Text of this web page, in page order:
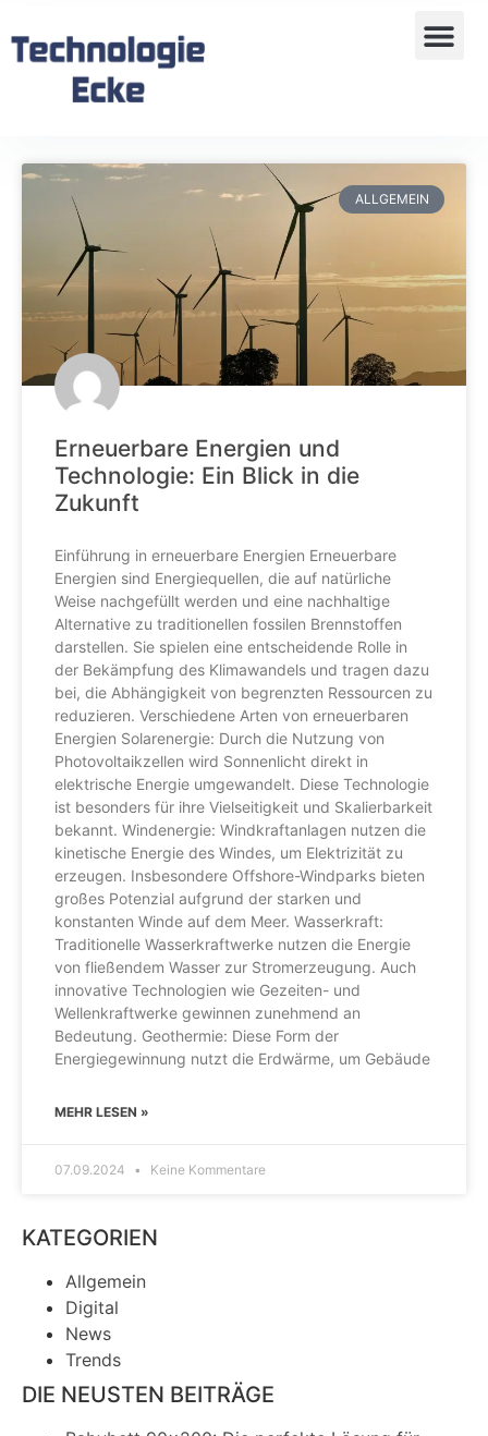
ALLGEMEIN
Erneuerbare Energien und
Technologie: Ein Blick in die
Zukunft
Einführung in erneuerbare Energien Erneuerbare
Energien sind Energiequellen, die auf natürliche
Weise nachgefüllt werden und eine nachhaltige
Alternative zu traditionellen fossilen Brennstoffen
darstellen. Sie spielen eine entscheidende Rolle in
der Bekämpfung des Klimawandels und tragen dazu
bei, die Abhängigkeit von begrenzten Ressourcen zu
reduzieren. Verschiedene Arten von erneuerbaren
Energien Solarenergie: Durch die Nutzung von
Photovoltaikzellen wird Sonnenlicht direkt in
elektrische Energie umgewandelt. Diese Technologie
ist besonders für ihre Vielseitigkeit und Skalierbarkeit
bekannt. Windenergie: Windkraftanlagen nutzen die
kinetische Energie des Windes, um Elektrizität zu
erzeugen. Insbesondere Offshore-Windparks bieten
großes Potenzial aufgrund der starken und
konstanten Winde auf dem Meer. Wasserkraft:
Traditionelle Wasserkraftwerke nutzen die Energie
von fließendem Wasser zur Stromerzeugung. Auch
innovative Technologien wie Gezeiten- und
Wellenkraftwerke gewinnen zunehmend an
Bedeutung. Geothermie: Diese Form der
Energiegewinnung nutzt die Erdwärme, um Gebäude
MEHR LESEN »
07.09.2024 Keine Kommentare
KATEGORIEN
Allgemein
Digital
News
Trends
DIE NEUSTEN BEITRÄGE